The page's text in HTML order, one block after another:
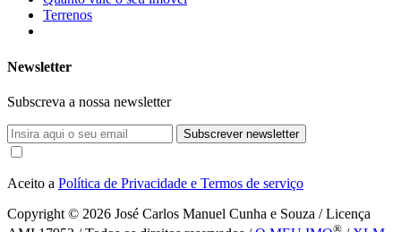
Terrenos
Newsletter
Subscreva a nossa newsletter
Subscrever newsletter
Aceito a Política de Privacidade e Termos de serviço
Copyright © 2026 José Carlos Manuel Cunha e Souza / Licença
®